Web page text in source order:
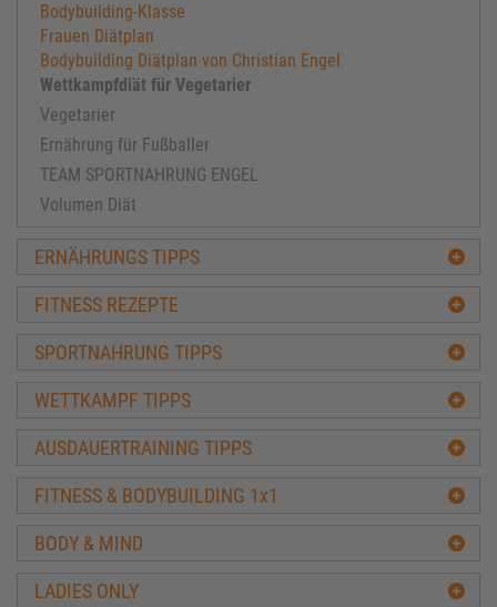
Bodybuilding-Klasse
Frauen Diätplan
Bodybuilding Diätplan von Christian Engel
Wettkampfdiät für Vegetarier
Vegetarier
Ernährung für Fußballer
TEAM SPORTNAHRUNG ENGEL
Volumen Diät
ERNÄHRUNGS TIPPS
FITNESS REZEPTE
SPORTNAHRUNG TIPPS
WETTKAMPF TIPPS
AUSDAUERTRAINING TIPPS
FITNESS & BODYBUILDING 1x1
BODY & MIND
LADIES ONLY